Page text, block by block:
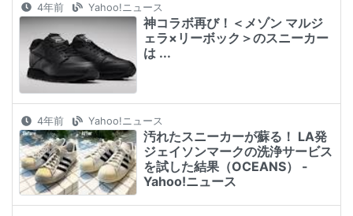
4年前 Yahoo!ニュース
神コラボ再び！＜メゾン マルジ
ェラ×リーボック＞のスニーカー
は ...
4年前 Yahoo!ニュース
汚れたスニーカーが蘇る！ LA発
ジェイソンマークの洗浄サービス
を試した結果（OCEANS） -
Yahoo!ニュース